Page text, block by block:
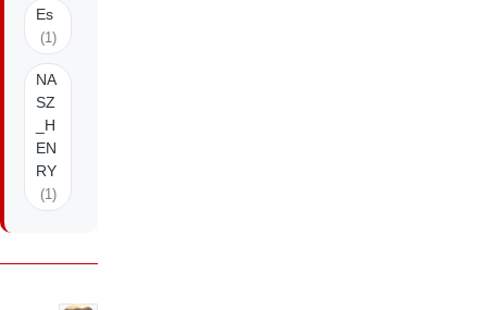
Es
(1)
NA
SZ
_H
EN
RY
(1)